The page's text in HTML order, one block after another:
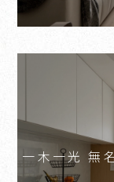
一木一光 無